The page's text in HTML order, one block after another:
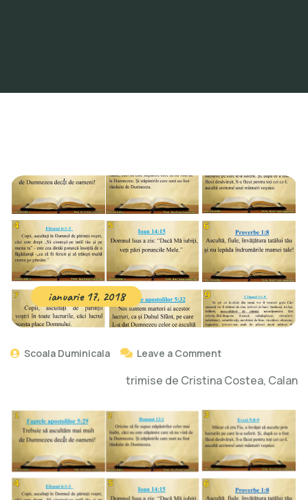
ianuarie 17, 2018
Scoala Duminicala Leave a Comment
trimise de Cristina Costea, Calan